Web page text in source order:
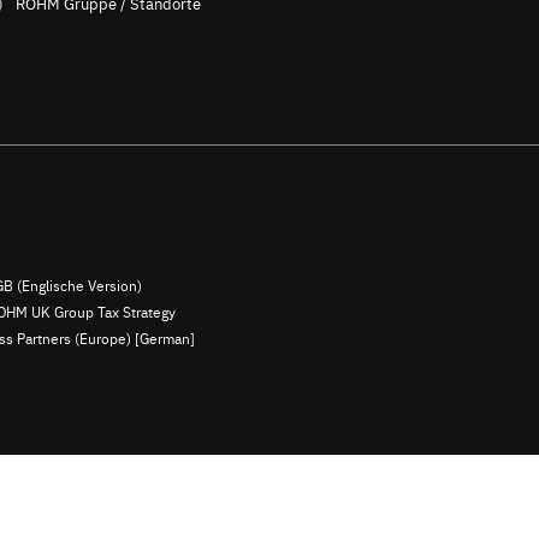
(Englische Version)
UK Group Tax Strategy
Partners (Europe) [German]